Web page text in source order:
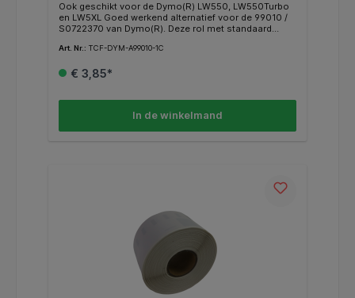
Ook geschikt voor de Dymo(R) LW550, LW550Turbo
en LW5XL Goed werkend alternatief voor de 99010 /
S0722370 van Dymo(R). Deze rol met standaard
Dymo(R) LW550, W550Turbo en LW5XLInhoud: 1 rol a
witBelijming: Permanent Technologie: Direct
Dymo LW WirelessDymo LW550Dymo LW550
TurboDymo LW5XLMerknamen en handelsmerken zijn
Art. Nr.: TCF-DYM-A99010-1C
€ 3,85*
In de winkelmand